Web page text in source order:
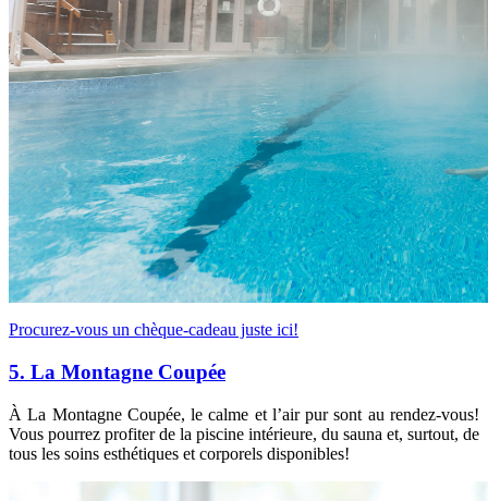
Procurez-vous un chèque-cadeau juste ici!
5. La Montagne Coupée
À La Montagne Coupée, le calme et l’air pur sont au rendez-vous!
Vous pourrez profiter de la piscine intérieure, du sauna et, surtout, de
tous les soins esthétiques et corporels disponibles!